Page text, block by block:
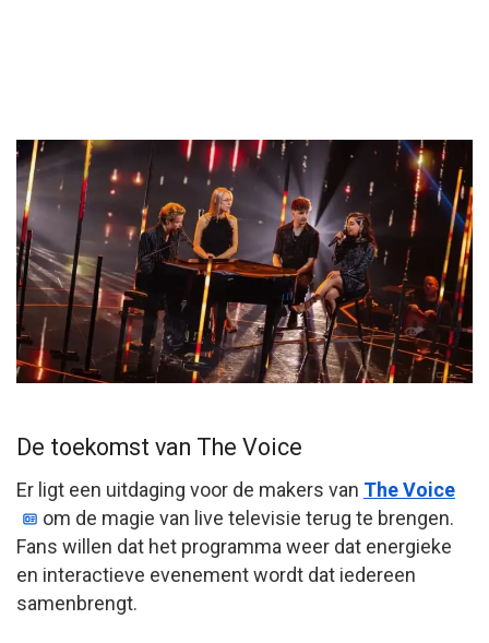
De toekomst van The Voice
Er ligt een uitdaging voor de makers van The Voice
om de magie van live televisie terug te brengen.
Fans willen dat het programma weer dat energieke
en interactieve evenement wordt dat iedereen
samenbrengt.